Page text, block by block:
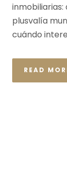
inmobiliarias:
plusvalía
cuándo
READ